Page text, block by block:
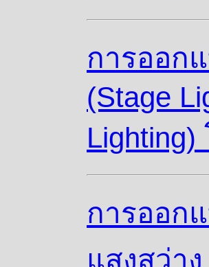
การออก
(Stage
การออก
แสงสว่า